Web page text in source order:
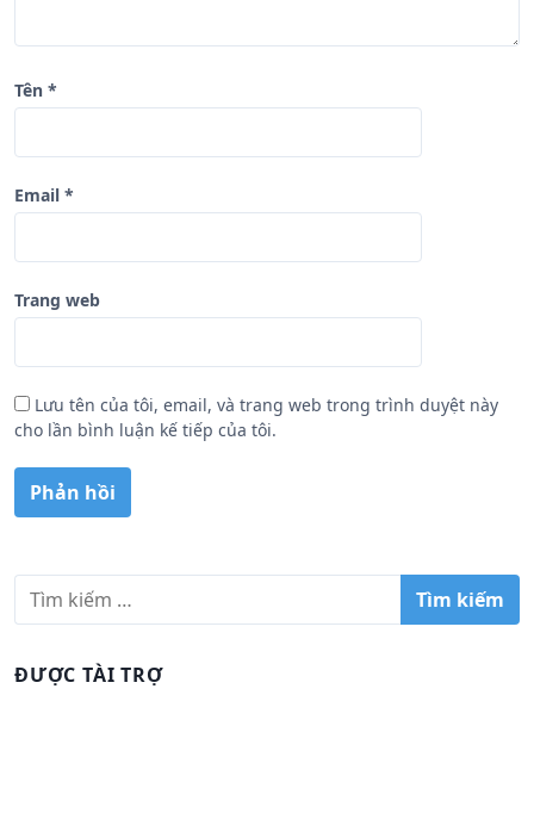
Tên *
Email *
Trang web
Lưu tên của tôi, email, và trang web trong trình duyệt này
cho lần bình luận kế tiếp của tôi.
iĐƯỢC TÀI TRỢ